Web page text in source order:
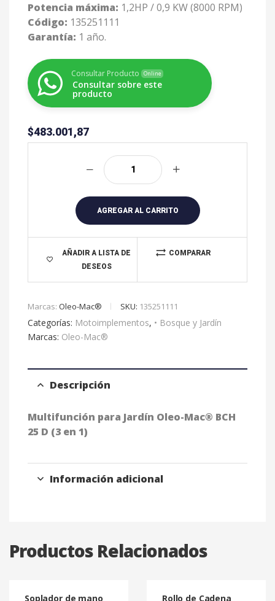
Potencia máxima: 1,2HP / 0,9 KW (8000 RPM)
Código: 135251111
Garantía: 1 año.
Consultar Producto Online
Consultar sobre este
producto
$483.001,87
AGREGAR AL CARRITO
AÑADIR A LISTA DE
DESEOS
COMPARAR
e
r
n
a
v
Marcas: Oleo-Mac® SKU: 135251111
Categorías: Motoimplementos, • Bosque y Jardín
Marcas: Oleo-Mac®
Descripción
Multifunción para Jardín Oleo-Mac® BCH
25 D (3 en 1)
Información adicional
Productos Relacionados
Soplador de mano
Rollo de Cadena